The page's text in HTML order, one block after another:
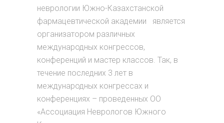
неврологии Южно-Казахстанской
фармацевтической академии является
организатором различных
международных конгрессов,
конференций и мастер классов. Так, в
течение последних 3 лет в
международных конгрессах и
конференциях – проведенных ОО
«Ассоциация Неврологов Южного